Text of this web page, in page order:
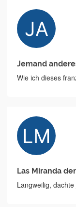
Jemand
Wie ich dieses
Las Miranda
Langweilig,